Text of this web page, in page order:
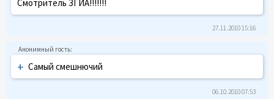
Смотритель ЗГИА!!!!!!!
27.11.2010 15:16
+ Самый смешнючий
06.10.2010 07:53